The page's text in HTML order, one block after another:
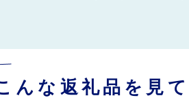
んな返礼品を見て